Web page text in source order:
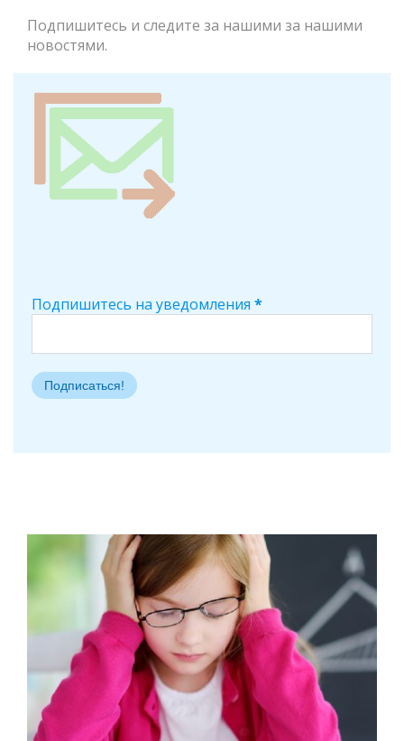
Подпишитесь и следите за нашими за нашими
новостями.
Подпишитесь на уведомления *